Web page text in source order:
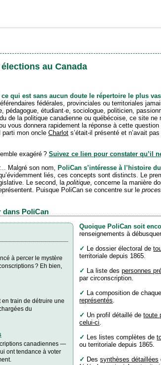
au Canada
ce qui est sans aucun doute le répertoire le plus
fédérales, provinciales ou territoriales
pédagogue, étudiant·e, sociologue, politicien,
de la politique canadienne ou québécoise, ce site
vous donnera rapidement la réponse à cette
parti mon oncle Charlot s’était-il présenté et n’avait
exagéré ? Suivez ce lien pour constater qu’il
Malgré son nom,
PoliCan s’intéresse à l’histoire du
liés, ces concepts sont distincts. Le
Le second, la politique , concerne la manière
Puisque PoliCan se concentre sur le
dans PoliCan
à percer le mystère
? Eh bien,
train de détruire une
du
canadiennes —
ont tendance à voter
Quoique PoliCan soit
renseignements à
✓
Le dossier électoral de
territoriale depuis 1865.
✓
La liste despersonnes
par circonscription.
✓
La composition de
représentés
✓ Un profil détaillé detoute
celui-ci
✓
Les listes complètes de
ou territoriale depuis 1865.
✓ Dessynthèses détaillées